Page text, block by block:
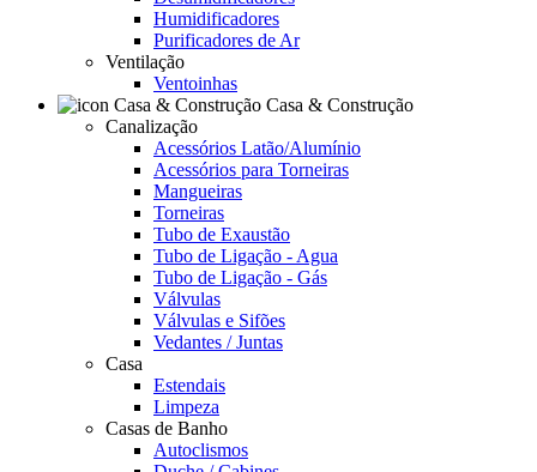
Humidificadores
Purificadores de Ar
Ventilação
Ventoinhas
Casa & Construção
Canalização
Acessórios Latão/Alumínio
Acessórios para Torneiras
Mangueiras
Torneiras
Tubo de Exaustão
Tubo de Ligação - Agua
Tubo de Ligação - Gás
Válvulas
Válvulas e Sifões
Vedantes / Juntas
Casa
Estendais
Limpeza
Casas de Banho
Autoclismos